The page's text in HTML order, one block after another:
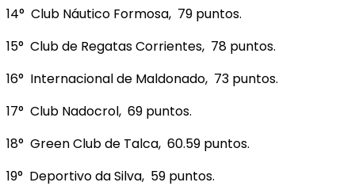
14° Club Náutico Formosa, 79 puntos.
15° Club de Regatas Corrientes, 78 puntos.
16° Internacional de Maldonado, 73 puntos.
17° Club Nadocrol, 69 puntos.
18° Green Club de Talca, 60.59 puntos.
19° Deportivo da Silva, 59 puntos.